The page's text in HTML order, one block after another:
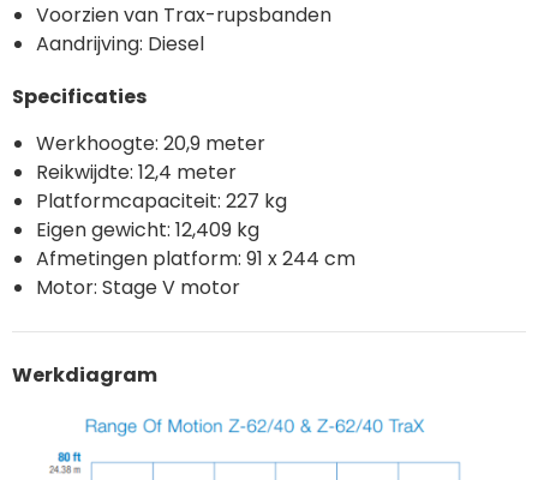
Voorzien van Trax-rupsbanden
Aandrijving: Diesel
Specificaties
Werkhoogte: 20,9 meter
Reikwijdte: 12,4 meter
Platformcapaciteit: 227 kg
Eigen gewicht: 12,409 kg
Afmetingen platform: 91 x 244 cm
Motor: Stage V motor
Werkdiagram